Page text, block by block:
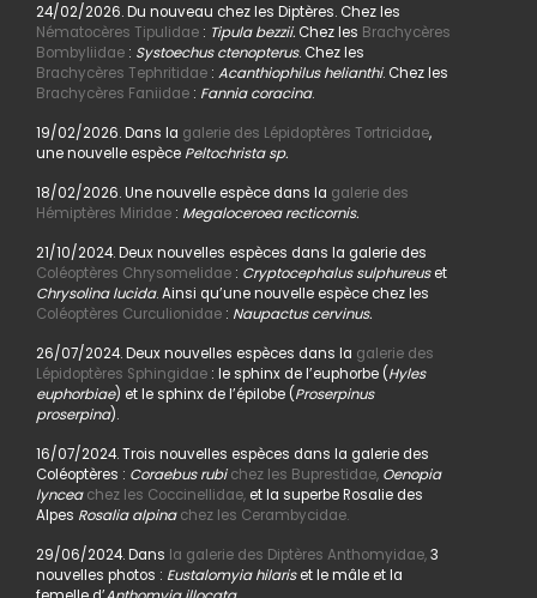
24/02/2026. Du nouveau chez les Diptères. Chez les
Nématocères Tipulidae: Tipula bezzii. Chez les Brachycères
Bombyliidae: Systoechus ctenopterus. Chez les
Brachycères Tephritidae: Acanthiophilus helianthi. Chez les
Brachycères Faniidae: Fannia coracina.
19/02/2026. Dans la galerie des Lépidoptères Tortricidae,
une nouvelle espèce Peltochrista sp.
18/02/2026. Une nouvelle espèce dans la galerie des
Hémiptères Miridae: Megaloceroea recticornis.
21/10/2024. Deux nouvelles espèces dans la galerie des
Coléoptères Chrysomelidae: Cryptocephalus sulphureuset
Chrysolina lucida. Ainsi qu’une nouvelle espèce chez les
Coléoptères Curculionidae : Naupactus cervinus.
26/07/2024. Deux nouvelles espèces dans la galerie des
Lépidoptères Sphingidae: le sphinx de l’euphorbe (Hyles
euphorbiae) et le sphinx de l’épilobe (Proserpinus
proserpina).
16/07/2024. Trois nouvelles espèces dans la galerie des
Coléoptères : Coraebus rubi chez les Buprestidae, Oenopia
lyncea chez les Coccinellidae,et la superbe Rosalie des
Alpes Rosalia alpina chez les Cerambycidae.
29/06/2024. Dans la galerie des Diptères Anthomyidae,3
nouvelles photos : Eustalomyia hilariset le mâle et la